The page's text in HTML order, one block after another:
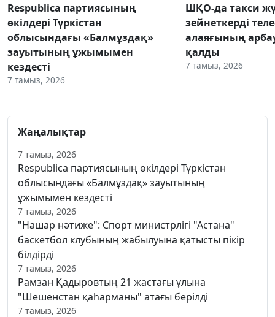
Respublica партиясының
өкілдері Түркістан
облысындағы «Балмұздақ»
зауытының ұжымымен
кездесті
7 тамыз, 2026
ШҚО-да такси
зейнеткерді
алаяғының
қалды
7 тамыз, 2026
Жаңалықтар
7 тамыз, 2026
Respublica партиясының өкілдері Түркістан
облысындағы «Балмұздақ» зауытының
ұжымымен кездесті
7 тамыз, 2026
"Нашар нәтиже": Спорт министрлігі "Астана"
баскетбол клубының жабылуына қатысты пікір
білдірді
7 тамыз, 2026
Рамзан Қадыровтың 21 жастағы ұлына
"Шешенстан қаһарманы" атағы берілді
7 тамыз, 2026